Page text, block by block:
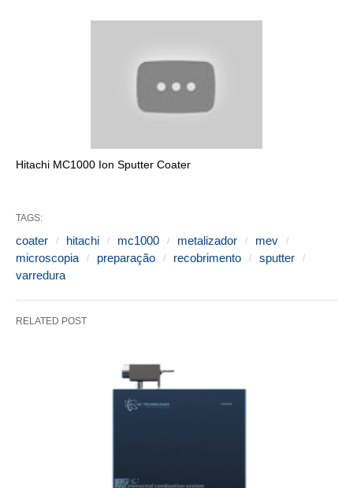
Hitachi MC1000 Ion Sputter Coater
TAGS:
coater hitachi mc1000 metalizador
mev
microscopia
preparação recobrimento
sputter
varredura
RELATED POST